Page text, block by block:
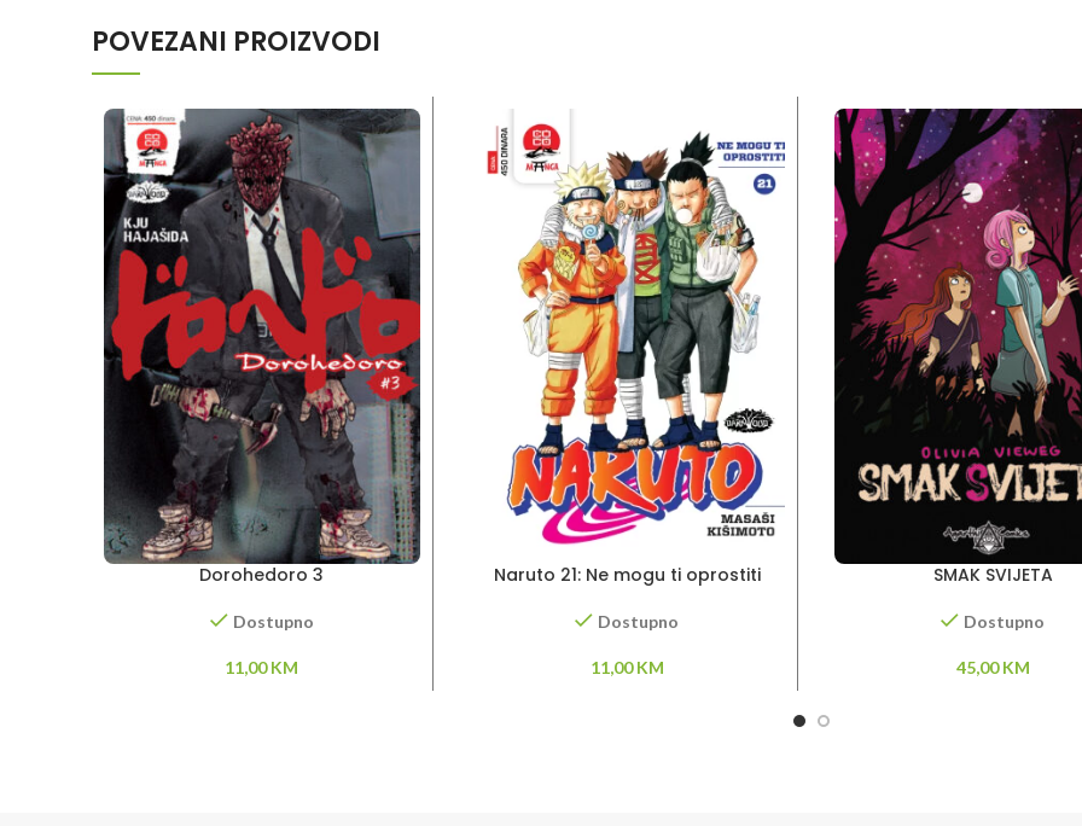
POVEZANI PROIZVODI
Dorohedoro 3
Dostupno
11,00KM
Naruto 21: Ne mogu ti oprostiti
Dostupno
11,00KM
SMAK SVIJETA
Dostupno
45,00KM